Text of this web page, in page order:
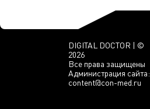
DIGITAL DOCTOR | ©
2026
Все права защищены
Администрация сайта:
content@con-med.ru